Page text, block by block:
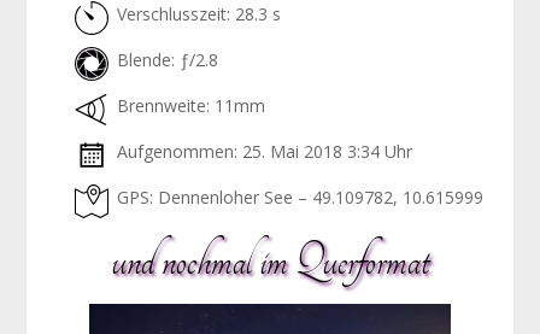
Verschlusszeit: 28.3 s
Blende: ƒ/2.8
Brennweite: 11mm
Aufgenommen: 25. Mai 2018 3:34 Uhr
GPS: Dennenloher See – 49.109782, 10.615999
und nochmal im Querformat